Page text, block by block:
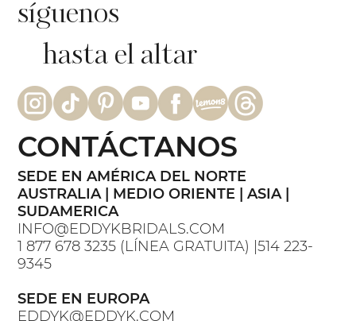
síguenos
hasta el altar
SEDE EN AMÉRICA DEL NORTE
AUSTRALIA | MEDIO ORIENTE | ASIA |
SUDAMERICA
INFO@EDDYKBRIDALS.COM
1 877 678 3235 (LÍNEA GRATUITA) |514 223-
9345
SEDE EN EUROPA
EDDYK@EDDYK.COM
CONTÁCTANOS